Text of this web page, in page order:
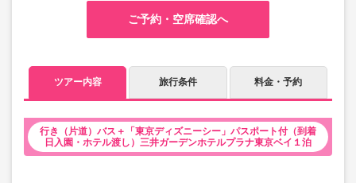
ご予約・空席確認へ
ツアー内容 旅行条件 料金・予約
行き（片道）バス＋「東京ディズニーシー」パスポート付（到着
日入園・ホテル渡し）三井ガーデンホテルプラナ東京ベイ１泊